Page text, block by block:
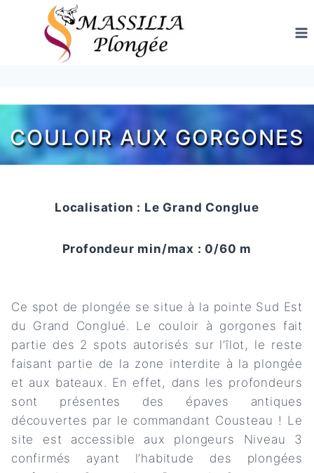
COULOIR AUX GORGONES
Localisation : Le Grand Conglue
Profondeur min/max : 0/60 m
Ce spot de plongée se situe à la pointe Sud Est
du Grand Conglué. Le couloir à gorgones fait
partie des 2 spots autorisés sur l’îlot, le reste
faisant partie de la zone interdite à la plongée
et aux bateaux. En effet, dans les profondeurs
sont présentes des épaves antiques
découvertes par le commandant Cousteau ! Le
site est accessible aux plongeurs Niveau 3
confirmés ayant l’habitude des plongées